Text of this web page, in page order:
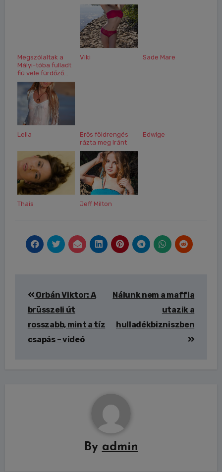
Megszólaltak a
Mályi-tóba fulladt
fiú vele fürdőző...
Viki Sade Mare
Leila
Erős földrengés
rázta meg Iránt
Edwige
Thais Jeff Milton
navigáció
Orbán Viktor: A
brüsszeli út
rosszabb, mint a tíz
csapás – videó
Nálunk nem a maffia
utazik a
hulladékbizniszben
By admin